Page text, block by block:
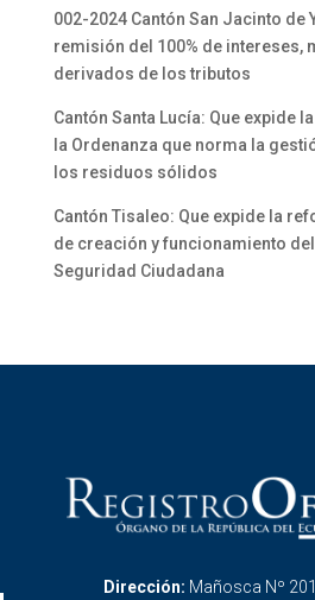
002-2024 Cantón San Jacinto de
remisión del 100% de intereses,
derivados de los tributos
Cantón Santa Lucía: Que expide
la Ordenanza que norma la
los residuos sólidos
Cantón Tisaleo: Que expide la
de creación y funcionamiento
Seguridad Ciudadana
Dirección: Mañosca Nº